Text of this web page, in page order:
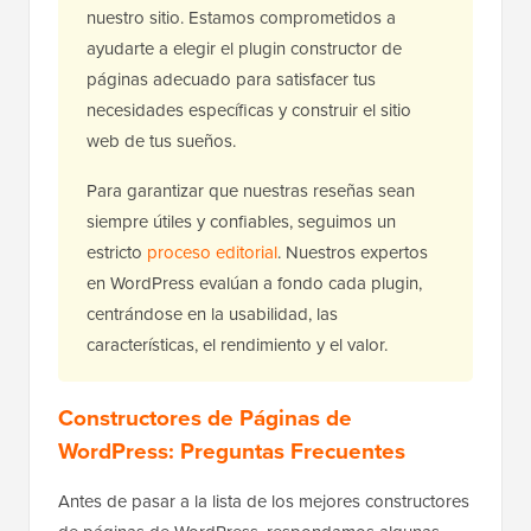
nuestro sitio. Estamos comprometidos a
ayudarte a elegir el plugin constructor de
páginas adecuado para satisfacer tus
necesidades específicas y construir el sitio
web de tus sueños.
Para garantizar que nuestras reseñas sean
siempre útiles y confiables, seguimos un
estricto proceso editorial. Nuestros expertos
en WordPress evalúan a fondo cada plugin,
centrándose en la usabilidad, las
características, el rendimiento y el valor.
Constructores de Páginas de
WordPress: Preguntas Frecuentes
Antes de pasar a la lista de los mejores constructores